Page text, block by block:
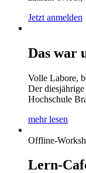
Jetzt anmelden
Das war
Volle Labore,
Der
Hochschule
mehr lesen
Offline-
Lern-